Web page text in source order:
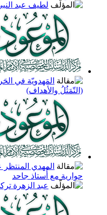
لطيف عبد
المَهدويّة في
(التّمَثُلُ والأهداف)
المهدي
حوارية مع أُستاذ جاحد
عبد الزهرة